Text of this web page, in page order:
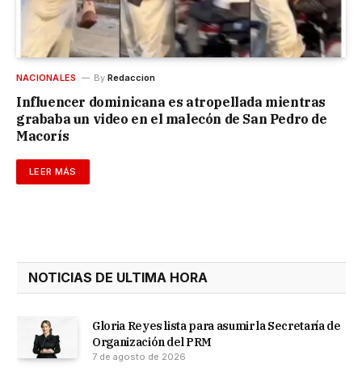
NACIONALES By Redaccion
Influencer dominicana es atropellada mientras
grababa un video en el malecón de San Pedro de
Macorís
LEER MÁS
NOTICIAS DE ULTIMA HORA
Gloria Reyes lista para asumir la Secretaría de
Organización del PRM
7 de agosto de 2026